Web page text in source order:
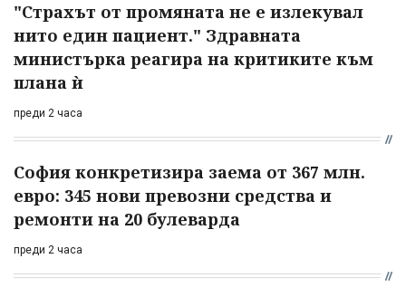
"Страхът от промяната не е излекувал
нито един пациент." Здравната
министърка реагира на критиките към
плана ѝ
преди 2 часа
София конкретизира заема от 367 млн.
евро: 345 нови превозни средства и
ремонти на 20 булеварда
преди 2 часа